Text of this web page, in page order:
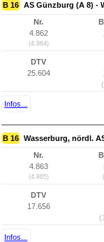
B 16 AS Günzburg (A 8) -
Nr.
4.862
(4.864)
DTV
25.604
Infos...
B 16 Wasserburg, nördl.
Nr.
4.863
(4.865)
DTV
17.656
Infos...